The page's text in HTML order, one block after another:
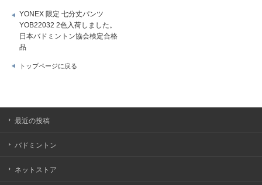
YONEX 限定 七分丈パンツ
YOB22032 2色入荷しました。
日本バドミントン協会検定合格
品
トップページに戻る
最近の投稿
バドミントン
ネットストア